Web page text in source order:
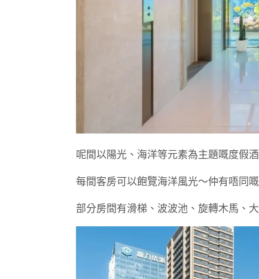
呢間以陽光、海洋等元素為主題嘅度假
每間客房可以飽覽海洋風光～仲有唔同
部分房間有滑梯、波波池、旋轉木馬、